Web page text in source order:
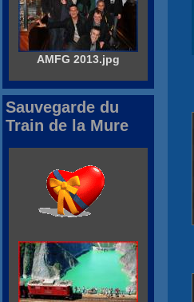
AMFG 2013.jpg
Sauvegarde du
Train de la Mure